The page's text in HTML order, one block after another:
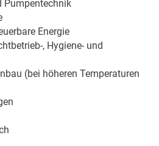
Pumpentechnik
Energie
, Hygiene- und
(bei höheren Temperaturen